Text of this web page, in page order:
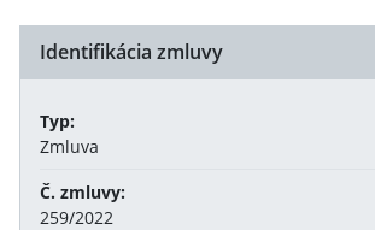
Identifikácia zmluvy
Typ:
Zmluva
Č. zmluvy:
259/2022